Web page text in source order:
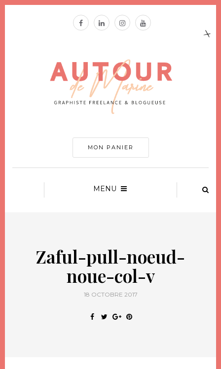
MON PANIER
MENU
Zaful-pull-noeud-
noue-col-v
18 OCTOBRE 2017